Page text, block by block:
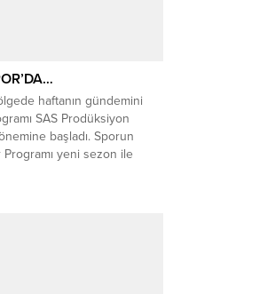
haftanın gündemini
SAS Prodüksiyon
başladı. Sporun
Programı yeni sezon ile
Yeni sezonda Gerçek
Kaan Kocaman ve